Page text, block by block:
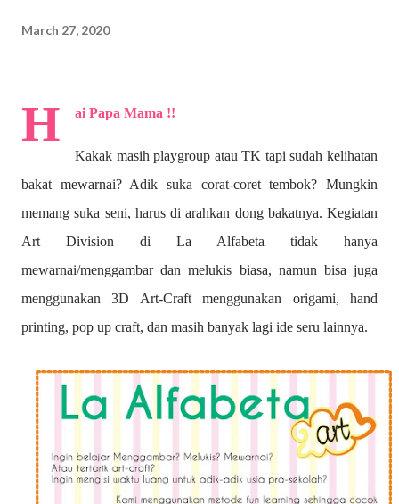
March 27, 2020
H ai Papa Mama !!
Kakak masih playgroup atau TK tapi sudah kelihatan
bakat mewarnai? Adik suka corat-coret tembok? Mungkin
memang suka seni, harus di arahkan dong bakatnya. Kegiatan
Art Division di La Alfabeta tidak hanya
mewarnai/menggambar dan melukis biasa, namun bisa juga
menggunakan 3D Art-Craft menggunakan origami, hand
printing, pop up craft, dan masih banyak lagi ide seru lainnya.